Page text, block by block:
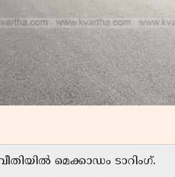
വീതിയിൽ മെക്കാഡം ടാറിംഗ്.